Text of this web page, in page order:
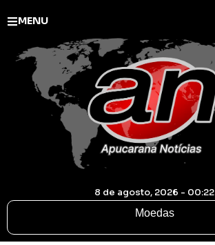
MENU
8 de agosto, 2026 - 00:22
Moedas